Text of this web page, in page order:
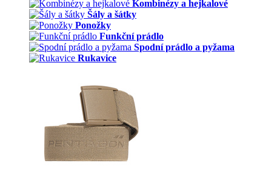
Kombinézy a hejkalové
Šály a šátky
Ponožky
Funkční prádlo
Spodní prádlo a pyžama
Rukavice